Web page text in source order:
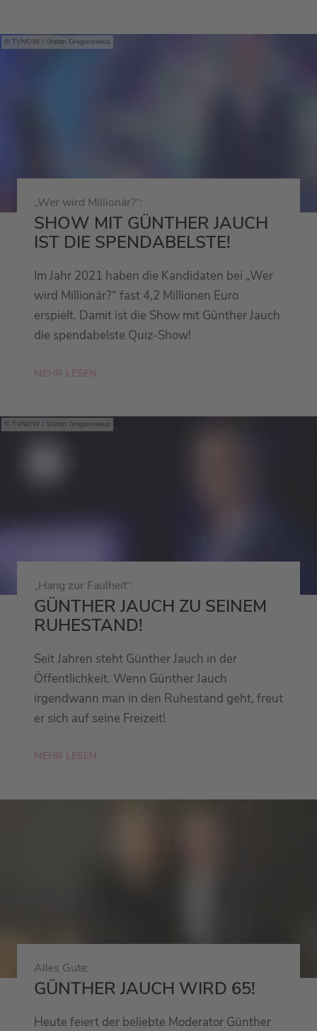
TVNOW / Stefan Gregorowius
„Wer wird Millionär?“:
SHOW MIT GÜNTHER JAUCH
IST DIE SPENDABELSTE!
Im Jahr 2021 haben die Kandidaten bei „Wer
wird Millionär?“ fast 4,2 Millionen Euro
erspielt. Damit ist die Show mit Günther Jauch
die spendabelste Quiz-Show!
MEHR LESEN
TVNOW / Stefan Gregorowius
„Hang zur Faulheit“:
GÜNTHER JAUCH ZU SEINEM
RUHESTAND!
Seit Jahren steht Günther Jauch in der
Öffentlichkeit. Wenn Günther Jauch
irgendwann man in den Ruhestand geht, freut
er sich auf seine Freizeit!
MEHR LESEN
Alles Gute:
GÜNTHER JAUCH WIRD 65!
Heute feiert der beliebte Moderator Günther